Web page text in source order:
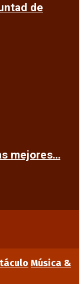
de
mejores…
Música &